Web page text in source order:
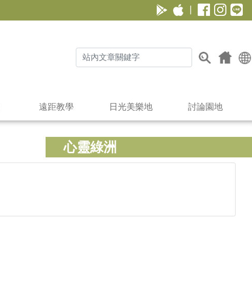
遠距教學 日光美樂地 討論園地
心靈綠洲